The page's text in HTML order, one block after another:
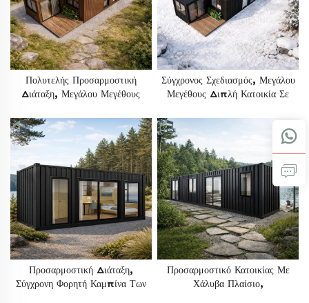
Πολυτελής Προσαρμοστική
Διάταξη, Μεγάλου Μεγέθους
2 Εμπορευματοκιβώτια Των 40
Ποδιών, Με Εξωτερική Επένδυση
Τοίχων Από WPC
Σύγχρονος Σχεδιασμός, Μεγάλου
Μεγέθους Διπλή Κατοικία Σε
40 Ποδιών,
Προκατασκευασμένη Μοντέρνα
Μοντουλάρια Κατοικία Για
Κατοικία
Προσαρμοστική Διάταξη,
Σύγχρονη Φορητή Καμπίνα Των
Προσαρμοστικό Κατοικίας Με
Χάλυβα Πλαίσιο,